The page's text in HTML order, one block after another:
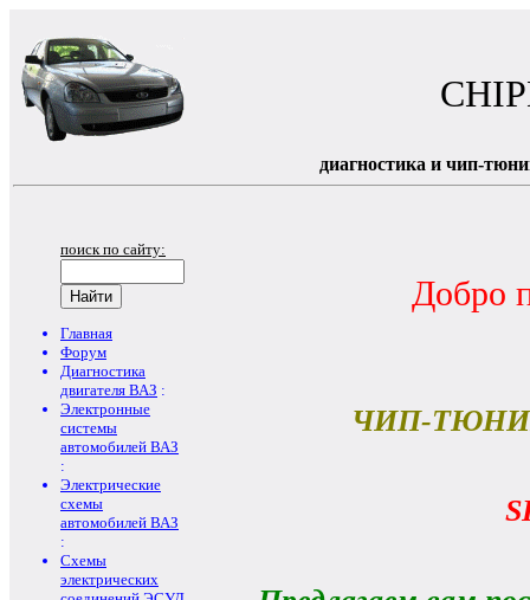
диагностика и чип-
поиск по сайту:
Главная
Форум
Диагностика
двигателя ВАЗ :
Электронные
системы
автомобилей ВАЗ
:
Электрические
схемы
автомобилей ВАЗ
:
Схемы
электрических
Добро
ЧИП-